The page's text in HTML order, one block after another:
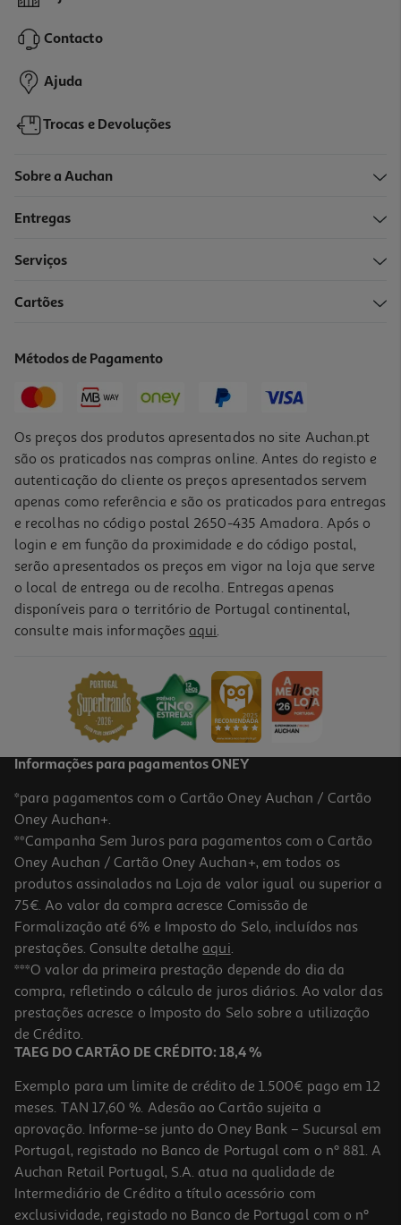
W 15 Bar
119,99 €
Máquina De Café Expresso Manual De'longhi La Specialista Arte
429,99 €
4.7 (87)
Máquina De Café Expresso Manual De'longhi La Specialista Opera
Ec9555.m 1550 W 19 Bar
749.99 €/un
749,99 €
Contacto
Ajuda
Trocas e Devoluções
Sobre a Auchan
Entregas
Serviços
Cartões
Métodos de Pagamento
Os preços dos produtos apresentados no site Auchan.pt
são os praticados nas compras online. Antes do registo e
autenticação do cliente os preços apresentados servem
apenas como referência e são os praticados para entregas
e recolhas no código postal 2650-435 Amadora. Após o
login e em função da proximidade e do código postal,
serão apresentados os preços em vigor na loja que serve
o local de entrega ou de recolha. Entregas apenas
disponíveis para o território de Portugal continental,
consulte mais informações aqui.
Informações para pagamentos ONEY
*para pagamentos com o Cartão Oney Auchan / Cartão
Oney Auchan+.
**Campanha Sem Juros para pagamentos com o Cartão
Oney Auchan / Cartão Oney Auchan+, em todos os
produtos assinalados na Loja de valor igual ou superior a
75€. Ao valor da compra acresce Comissão de
Formalização até 6% e Imposto do Selo, incluídos nas
prestações. Consulte detalhe aqui.
***O valor da primeira prestação depende do dia da
compra, refletindo o cálculo de juros diários. Ao valor das
prestações acresce o Imposto do Selo sobre a utilização
de Crédito.
TAEG DO CARTÃO DE CRÉDITO: 18,4 %
Exemplo para um limite de crédito de 1.500€ pago em 12
meses. TAN 17,60 %. Adesão ao Cartão sujeita a
aprovação. Informe-se junto do Oney Bank – Sucursal em
Portugal, registado no Banco de Portugal com o nº 881. A
Auchan Retail Portugal, S.A. atua na qualidade de
Intermediário de Crédito a título acessório com
exclusividade, registado no Banco de Portugal com o nº